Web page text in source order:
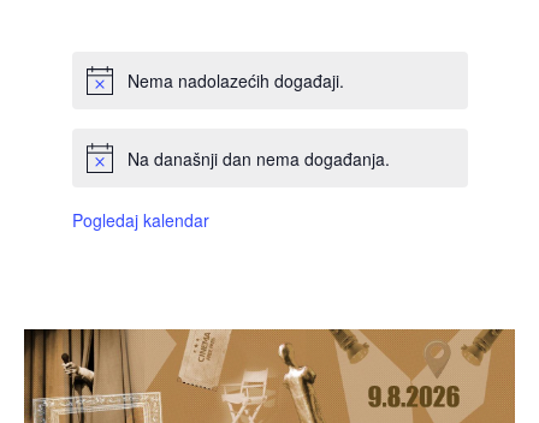
Nema nadolazećih događaji.
Na današnji dan nema događanja.
Pogledaj kalendar